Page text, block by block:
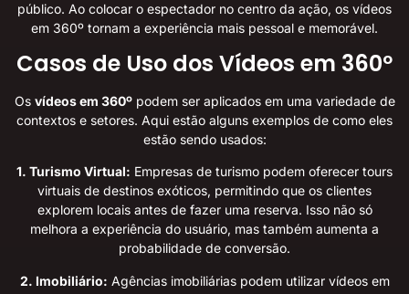
público. Ao colocar o espectador no centro da ação, os vídeos
em 360º tornam a experiência mais pessoal e memorável.
Casos de Uso dos Vídeos em 360º
Os vídeos em 360ºpodem ser aplicados em uma variedade de
contextos e setores. Aqui estão alguns exemplos de como eles
estão sendo usados:
1. Turismo Virtual: Empresas de turismo podem oferecer tours
virtuais de destinos exóticos, permitindo que os clientes
explorem locais antes de fazer uma reserva. Isso não só
melhora a experiência do usuário, mas também aumenta a
probabilidade de conversão.
2. Imobiliário: Agências imobiliárias podem utilizar vídeos em